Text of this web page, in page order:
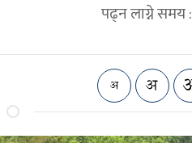
पढ्न लाग्ने समय :